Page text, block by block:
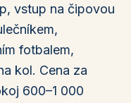
vstup na čipovou
fotbalem,
kol. Cena za
600–1 000